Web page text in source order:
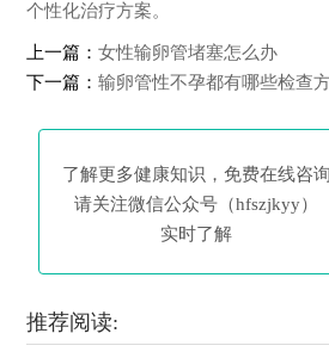
个性化治疗方案。
上一篇：女性输卵管堵塞怎么办
下一篇：输卵管性不孕都有哪些检查
了解更多健康知识，免费在线咨询
请关注微信公众号（hfszjkyy）
实时了解
推荐阅读: